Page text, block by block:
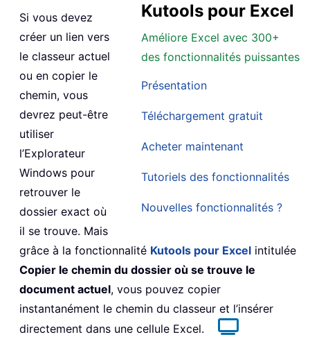
Kutools pour Excel
Améliore Excel avec 300+
des fonctionnalités puissantes
Présentation
Téléchargement gratuit
Acheter maintenant
Tutoriels des fonctionnalités
Nouvelles fonctionnalités ?
Si vous devez
créer un lien vers
le classeur actuel
ou en copier le
chemin, vous
devrez peut-être
utiliser
l’Explorateur
Windows pour
retrouver le
dossier exact où
il se trouve. Mais
grâce à la fonctionnalité Kutools pour Excel intitulée
Copier le chemin du dossier où se trouve le
document actuel, vous pouvez copier
instantanément le chemin du classeur et l’insérer
directement dans une cellule Excel.